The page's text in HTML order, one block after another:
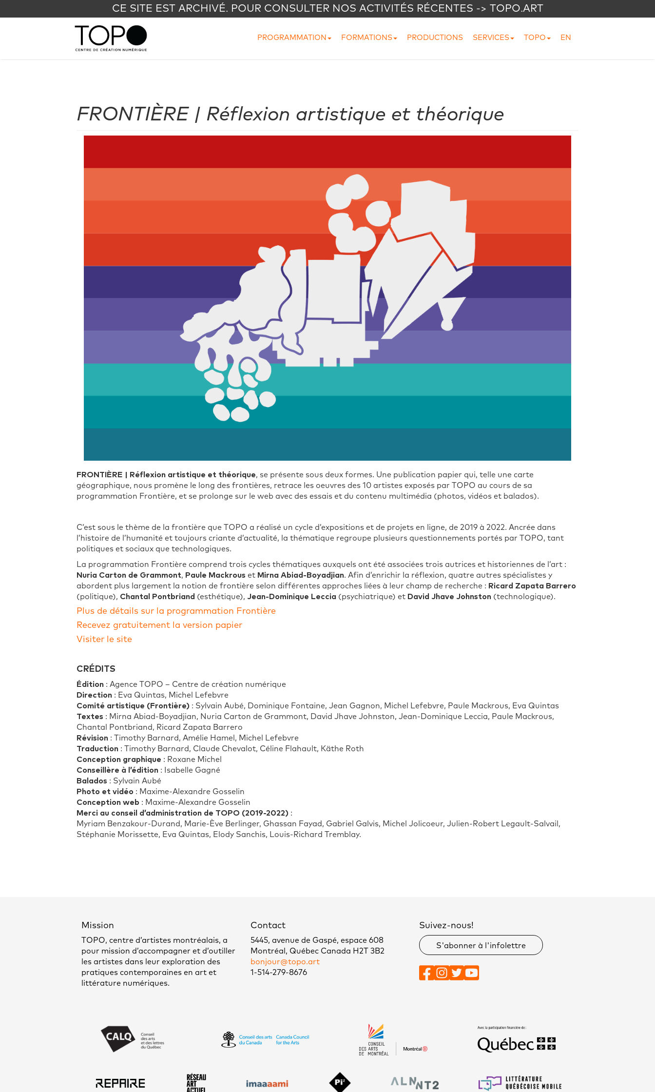
CE SITE EST ARCHIVÉ. POUR CONSULTER NOS ACTIVITÉS RÉCENTES -> TOPO.ART
PROGRAMMATION FORMATIONS PRODUCTIONS SERVICES TOPO EN
FRONTIÈRE | Réflexion artistique et théorique
FRONTIÈRE | Réflexion artistique et théorique, se présente sous deux formes. Une publication papier qui, telle une carte
géographique, nous promène le long des frontières, retrace les oeuvres des 10 artistes exposés par TOPO au cours de sa
programmation Frontière, et se prolonge sur le web avec des essais et du contenu multimédia (photos, vidéos et balados).
C’est sous le thème de la frontière que TOPO a réalisé un cycle d’expositions et de projets en ligne, de 2019 à 2022. Ancrée dans
l’histoire de l’humanité et toujours criante d’actualité, la thématique regroupe plusieurs questionnements portés par TOPO, tant
politiques et sociaux que technologiques.
La programmation Frontière comprend trois cycles thématiques auxquels ont été associées trois autrices et historiennes de l’art :
Nuria Carton de Grammont, Paule Mackrous et Mirna Abiad-Boyadjian. Afin d’enrichir la réflexion, quatre autres spécialistes y
abordent plus largement la notion de frontière selon différentes approches liées à leur champ de recherche : Ricard Zapata Barrero
(politique), Chantal Pontbriand (esthétique), Jean-Dominique Leccia (psychiatrique) et David Jhave Johnston (technologique).
Plus de détails sur la programmation Frontière
Recevez gratuitement la version papier
Visiter le site
CRÉDITS
Édition : Agence TOPO – Centre de création numérique
Direction : Eva Quintas, Michel Lefebvre
Comité artistique (Frontière) : Sylvain Aubé, Dominique Fontaine, Jean Gagnon, Michel Lefebvre, Paule Mackrous, Eva Quintas
Textes : Mirna Abiad-Boyadjian, Nuria Carton de Grammont, David Jhave Johnston, Jean-Dominique Leccia, Paule Mackrous,
Chantal Pontbriand, Ricard Zapata Barrero
Révision : Timothy Barnard, Amélie Hamel, Michel Lefebvre
Traduction : Timothy Barnard, Claude Chevalot, Céline Flahault, Käthe Roth
Conception graphique : Roxane Michel
Conseillère à l’édition : Isabelle Gagné
Balados : Sylvain Aubé
Photo et vidéo : Maxime-Alexandre Gosselin
Conception web : Maxime-Alexandre Gosselin
Merci au conseil d’administration de TOPO (2019-2022) :
Myriam Benzakour-Durand, Marie-Ève Berlinger, Ghassan Fayad, Gabriel Galvis, Michel Jolicoeur, Julien-Robert Legault-Salvail,
Stéphanie Morissette, Eva Quintas, Elody Sanchis, Louis-Richard Tremblay.
Mission
TOPO, centre d’artistes montréalais, a
pour mission d’accompagner et d’outiller
les artistes dans leur exploration des
pratiques contemporaines en art et
littérature numériques.
Contact
5445, avenue de Gaspé, espace 608
Montréal, Québec Canada H2T 3B2
bonjour@topo.art
1-514-279-8676
Suivez-nous!
S'abonner à l'infolettre